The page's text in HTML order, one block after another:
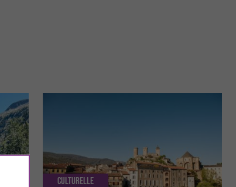
Culturelle